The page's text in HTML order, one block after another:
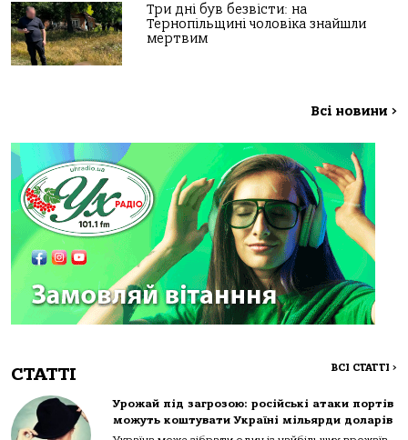
Три дні був безвісти: на
Тернопільщині чоловіка знайшли
мертвим
Всі новини >
СТАТТІ ВСІ СТАТТІ >
Урожай під загрозою: російські атаки портів
можуть коштувати Україні мільярди доларів